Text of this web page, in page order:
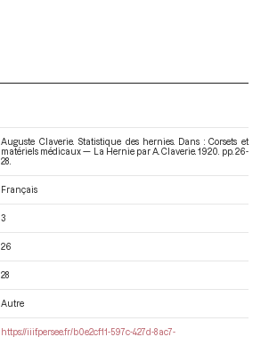
Auguste Claverie. Statistique des hernies. Dans : Corsets et
matériels médicaux — La Hernie par A. Claverie . 1920. pp. 26-
28.
Français
3
26
28
Autre
https://iiif.persee.fr/b0e2cf11-597c-427d-8ac7-